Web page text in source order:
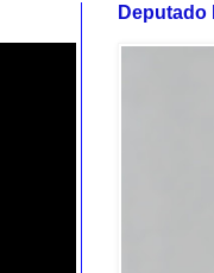
Deputado